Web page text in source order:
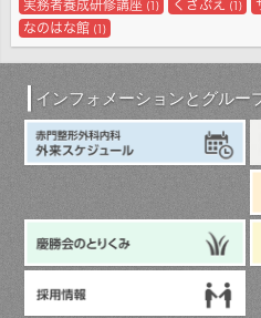
実務者養成研修講座 (1) くさぶえ (1)
なのはな館(1)
インフォメーションとグルー